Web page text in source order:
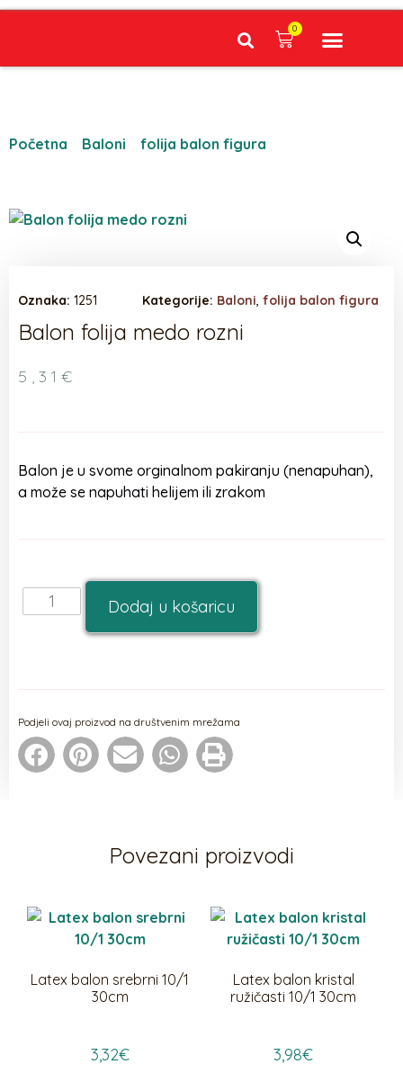
0
Početna Baloni folija balon figura
Oznaka: 1251 Kategorije: Baloni folija balon figura
Balon folija medo rozni
5,31 €
Balon je u svome orginalnom pakiranju (nenapuhan),
a može se napuhati helijem ili zrakom
Dodaj u košaricu
Podjeli ovaj proizvod na društvenim mrežama
Povezani proizvodi
Latex balon srebrni 10/1
30cm
3,32€
Latex balon kristal
ružičasti 10/1 30cm
3,98€